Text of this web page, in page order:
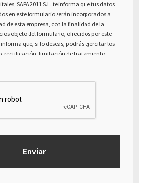
SAPA 2011 S.L. te informa que tus datos
en este formulario serán incorporados a
de esta empresa, con la finalidad de la
objeto del formulario, ofrecidos por este
que, si lo deseas, podrás ejercitar los
rectificación, limitación de tratamiento,
así como a la retirada del consentimiento
de los mismos, mediante escrito
Calle Italia núm. 1 Alfaz del Pí (03580),